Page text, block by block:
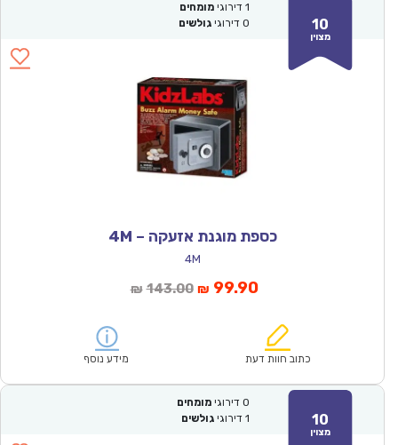
10
מצוין
1 דירוגי מומחים
0 דירוגי גולשים
כספת מוגנת אזעקה – 4M
4M
₪ 143.00המחיר
₪143.00.
₪ 99.90המחיר
הוא:
כתוב חוות דעת מידע נוסף
10
מצוין
0 דירוגי מומחים
1 דירוגי גולשים